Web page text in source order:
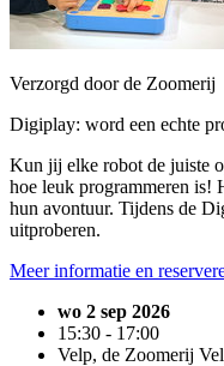
Verzorgd door de Zoomerij
Digiplay: word een echte
Kun jij elke robot de juiste
hoe leuk programmeren is!
hun avontuur. Tijdens de
uitproberen.
Meer informatie en
wo 2 sep 2026
15:30 - 17:00
Velp, de Zoomerij